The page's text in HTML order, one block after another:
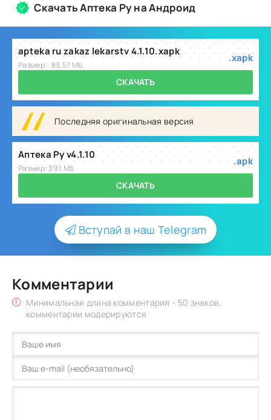
Скачать Аптека Ру на Андроид
apteka ru zakaz lekarstv 4.1.10.xapk
Размер:: 83.57 Mb,
.xapk
СКАЧАТЬ
Последняя оригинальная версия
Аптека Ру v4.1.10
Размер: 39.1 Mb
.apk
СКАЧАТЬ
Вступай в наш Telegram
Комментарии
Минимальная длина комментария - 50 знаков.
комментарии модерируются